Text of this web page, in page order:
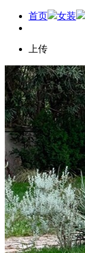
首页 女装
上传